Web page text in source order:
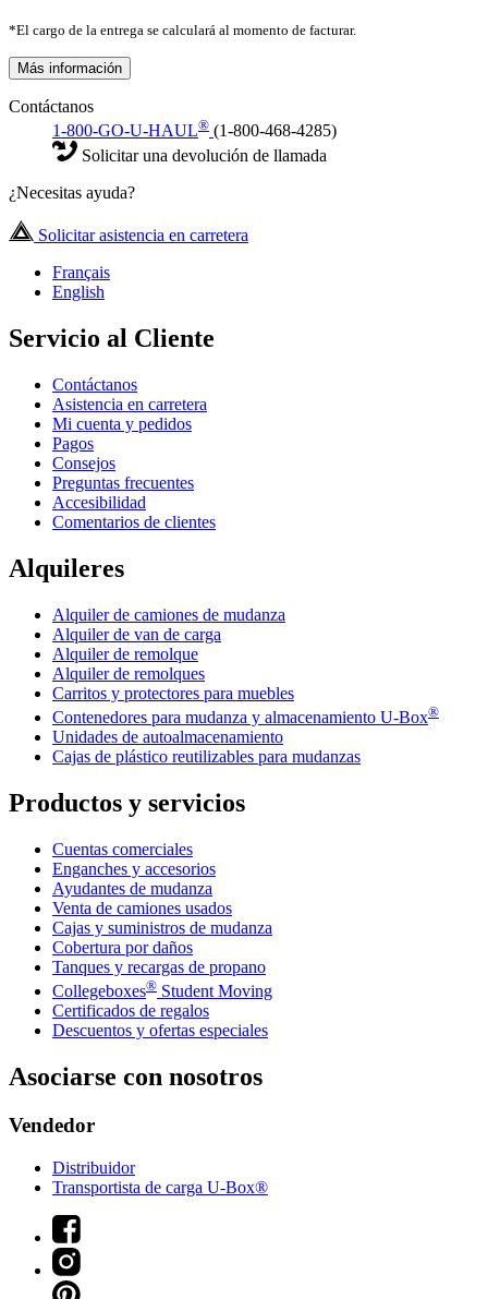
*El cargo de la entrega se calculará al momento de facturar.
Más información
Contáctanos
1-800-GO-U-HAUL® (1-800-468-4285)
Solicitar una devolución de llamada
¿Necesitas ayuda?
Solicitar asistencia en carretera
Français
English
Servicio al Cliente
Contáctanos
Asistencia en carretera
Mi cuenta y pedidos
Pagos
Consejos
Preguntas frecuentes
Accesibilidad
Comentarios de clientes
Alquileres
Alquiler de camiones de mudanza
Alquiler de van de carga
Alquiler de remolque
Alquiler de remolques
Carritos y protectores para muebles
Contenedores para mudanza y almacenamiento U-Box®
Unidades de autoalmacenamiento
Cajas de plástico reutilizables para mudanzas
Productos y servicios
Cuentas comerciales
Enganches y accesorios
Ayudantes de mudanza
Venta de camiones usados
Cajas y suministros de mudanza
Cobertura por daños
Tanques y recargas de propano
Collegeboxes® Student Moving
Certificados de regalos
Descuentos y ofertas especiales
Asociarse con nosotros
Vendedor
Distribuidor
Transportista de carga U-Box®